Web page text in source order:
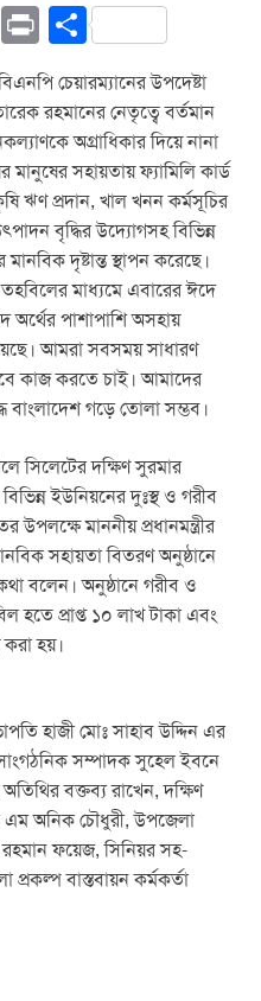
M Pr
in
t
S
ar
e
চেয়ারম্যানের উপদেষ্টা
রহমানের নেতৃত্বে বর্তমান
অগ্রাধিকার দিয়ে নানা
সহায়তায় ফ্যামিলি কার্ড
ঋণ প্রদান, খাল খনন কর্মসূচির
বৃদ্ধির উদ্যোগসহ বিভিন্ন
দৃষ্টান্ত স্থাপন করেছে।
তহবিলের মাধ্যমে এবারের ঈদে
অর্থের পাশাপাশি অসহায়
আমরা সবসময় সাধারণ
কাজ করতে চাই। আমাদের
বাংলাদেশ গড়ে তোলা সম্ভব।
সিলেটের দক্ষিণ সুরমার
ইউনিয়নের দুঃস্থ ও গরীব
মাননীয় প্রধানমন্ত্রীর
সহায়তা বিতরণ অনুষ্ঠানে
বলেন। অনুষ্ঠানে গরীব ও
হতে প্রাপ্ত ১০ লাখ টাকা এবং
হয়।
হাজী মোঃ সাহাব উদ্দিন এর
সম্পাদক সুহেল ইবনে
বক্তব্য রাখেন, দক্ষিণ
এম অনিক চৌধুরী, উপজেলা
ফয়েজ, সিনিয়র সহ-
বাস্তবায়ন কর্মকর্তা